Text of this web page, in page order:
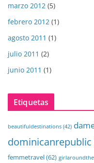
marzo 2012 (5)
febrero 2012 (1)
agosto 2011 (1)
julio 2011 (2)
junio 2011 (1)
Etiquetas
beautifuldestinations (42)
dominicanrepublic
femmetravel(62)